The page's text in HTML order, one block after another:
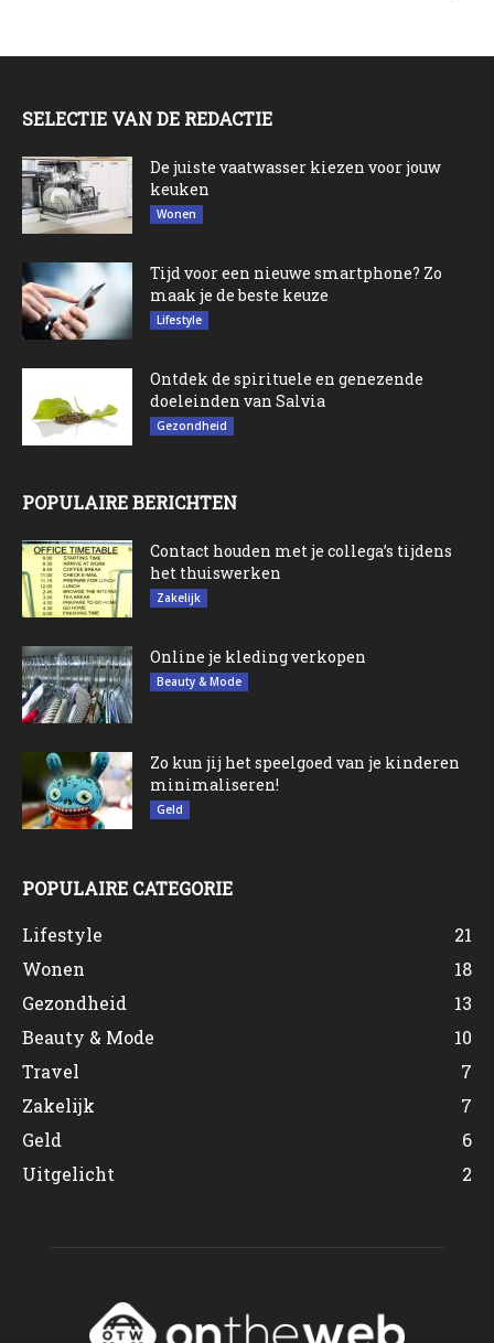
SELECTIE VAN DE REDACTIE
De juiste vaatwasser kiezen voor jouw
keuken
Wonen
Tijd voor een nieuwe smartphone? Zo
maak je de beste keuze
Lifestyle
Ontdek de spirituele en genezende
doeleinden van Salvia
Gezondheid
POPULAIRE BERICHTEN
Contact houden met je collega’s tijdens
het thuiswerken
Zakelijk
Online je kleding verkopen
Beauty & Mode
Zo kun jij het speelgoed van je kinderen
minimaliseren!
Geld
POPULAIRE CATEGORIE
Lifestyle
21
Wonen
18
Gezondheid
13
Beauty & Mode
10
Travel
7
Zakelijk
7
Geld
6
Uitgelicht
2